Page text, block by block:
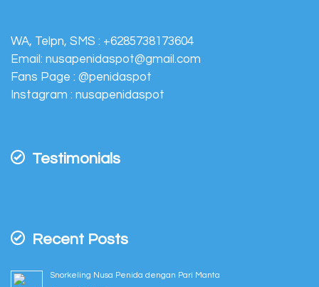
WA, Telpn, SMS : +6285738173604
Email: nusapenidaspot@gmail.com
Fans Page : @penidaspot
Instagram : nusapenidaspot
Testimonials
Recent Posts
Snorkeling Nusa Penida dengan Pari Manta